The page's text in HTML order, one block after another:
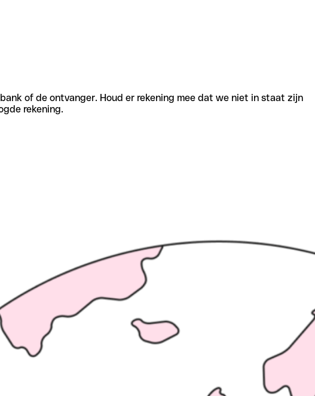
of de ontvanger. Houd er rekening mee dat we niet in staat zijn
rekening.